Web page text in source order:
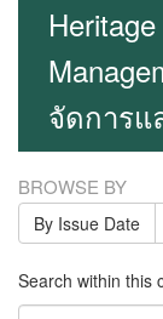
จัดการ
BROWSE BY
By Issue Date
Search within this